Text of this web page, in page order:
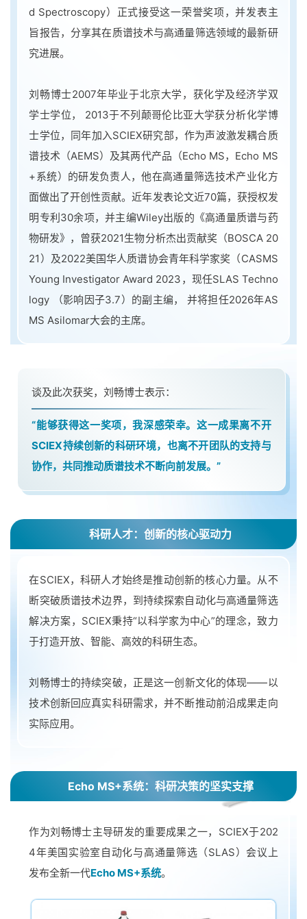
d Spectroscopy）正式接受这一荣誉奖项，并发表主
旨报告，分享其在质谱技术与高通量筛选领域的最新研
究进展。
刘畅博士2007年毕业于北京大学，获化学及经济学双
学士学位， 2013于不列颠哥伦比亚大学获分析化学博
士学位，同年加入SCIEX研究部，作为声波激发耦合质
谱技术（AEMS）及其两代产品（Echo MS，Echo MS
+系统）的研发负责人，他在高通量筛选技术产业化方
面做出了开创性贡献。近年发表论文近70篇，获授权发
明专利30余项，并主编Wiley出版的《高通量质谱与药
物研发》，曾获2021生物分析杰出贡献奖（BOSCA 20
21）及2022美国华人质谱协会青年科学家奖（CASMS
Young Investigator Award 2023，现任SLAS Techno
logy （影响因子3.7）的副主编， 并将担任2026年AS
MS Asilomar大会的主席。
谈及此次获奖，刘畅博士表示：
“能够获得这一奖项，我深感荣幸。这一成果离不开
SCIEX持续创新的科研环境，也离不开团队的支持与
协作，共同推动质谱技术不断向前发展。”
科研人才：创新的核心驱动力
在SCIEX，科研人才始终是推动创新的核心力量。从不
断突破质谱技术边界，到持续探索自动化与高通量筛选
解决方案，SCIEX秉持“以科学家为中心”的理念，致力
于打造开放、智能、高效的科研生态。
刘畅博士的持续突破，正是这一创新文化的体现——以
技术创新回应真实科研需求，并不断推动前沿成果走向
实际应用。
Echo MS+系统：科研决策的坚实支撑
作为刘畅博士主导研发的重要成果之一，SCIEX于202
4年美国实验室自动化与高通量筛选（SLAS）会议上
发布全新一代Echo MS+系统。